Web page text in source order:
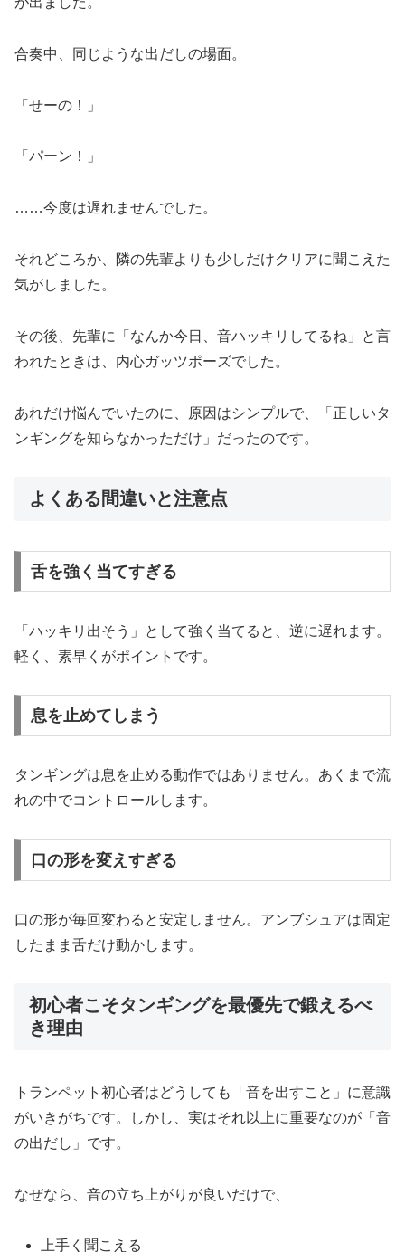
合奏中、同じような出だしの場面。
「せーの！」
「パーン！」
……今度は遅れませんでした。
それどころか、隣の先輩よりも少しだけクリアに聞こえた
気がしました。
その後、先輩に「なんか今日、音ハッキリしてるね」と言
われたときは、内心ガッツポーズでした。
あれだけ悩んでいたのに、原因はシンプルで、「正しいタ
ンギングを知らなかっただけ」だったのです。
よくある間違いと注意点
舌を強く当てすぎる
「ハッキリ出そう」として強く当てると、逆に遅れます。
軽く、素早くがポイントです。
息を止めてしまう
タンギングは息を止める動作ではありません。あくまで流
れの中でコントロールします。
口の形を変えすぎる
口の形が毎回変わると安定しません。アンブシュアは固定
したまま舌だけ動かします。
初心者こそタンギングを最優先で鍛えるべ
き理由
トランペット初心者はどうしても「音を出すこと」に意識
がいきがちです。しかし、実はそれ以上に重要なのが「音
の出だし」です。
なぜなら、音の立ち上がりが良いだけで、
上手く聞こえる